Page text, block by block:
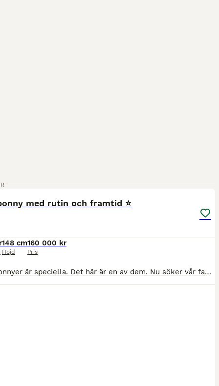
med rutin och framtid ⭐️
148 cm
Höjd
160 000 kr
Pris
Vissa ponnyer är speciella. Det här är en av dem. Nu söker vår fantastiska ponny sitt nästa hem – vi önskar henne ett hem där hon får stå i centrum och fortsätta göra det hon älskar. Sessan är en max